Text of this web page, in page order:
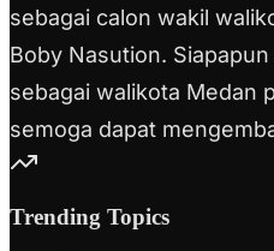
sebagai calon wakil
Boby Nasution.
sebagai walikota Medan
semoga dapat
Trending Topics